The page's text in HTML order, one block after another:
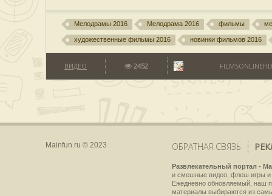
Мелодрамы 2016 Мелодрама 2016 фильмы
художественные фильмы 2016 новинки фильмов 2016
ВИДЕО 2452
Mainfun.ru © 2023 ОБРАТНАЯ СВЯЗЬ
Развлекательный портал -
и смешные видео, флеш игры и
Ежедневно обновляемый, наш
материалы выбираются из